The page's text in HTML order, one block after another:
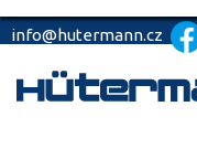
info@hutermann.cz